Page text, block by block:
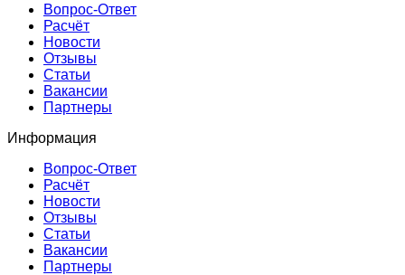
Вопрос-Ответ
Расчёт
Новости
Отзывы
Статьи
Вакансии
Партнеры
Информация
Вопрос-Ответ
Расчёт
Новости
Отзывы
Статьи
Вакансии
Партнеры